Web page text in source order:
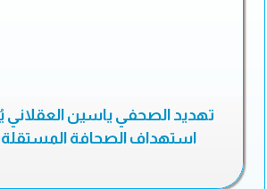
تهديد الصحفي ياسين
استهداف الصحافة